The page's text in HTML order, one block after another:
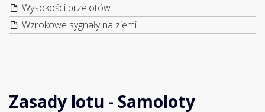
Wysokości przelotów
Wzrokowe sygnały na ziemi
Zasady lotu - Samoloty